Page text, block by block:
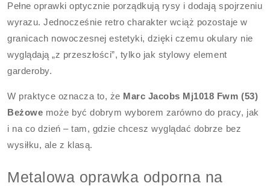
Pełne oprawki optycznie porządkują rysy i dodają spojrzeniu
wyrazu. Jednocześnie retro charakter wciąż pozostaje w
granicach nowoczesnej estetyki, dzięki czemu okulary nie
wyglądają „z przeszłości”, tylko jak stylowy element
garderoby.
W praktyce oznacza to, że Marc Jacobs Mj1018 Fwm (53)
Beżowe może być dobrym wyborem zarówno do pracy, jak
i na co dzień – tam, gdzie chcesz wyglądać dobrze bez
wysiłku, ale z klasą.
Metalowa oprawka odporna na